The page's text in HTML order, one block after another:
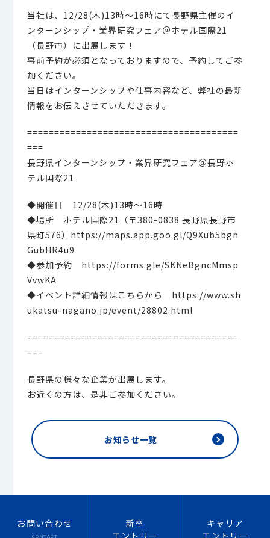
当社は、12/28(木)13時～16時にて長野県主催のイ
ンターンシップ・業界研究フェア＠ホテル国際21
（長野市）に出展します！
事前予約が必須となっておりますので、予約してご参
加ください。
当日はインターンシップや仕事内容など、弊社の最新
情報をお伝えさせていただきます。
=======================================
===
長野県インターンシップ・業界研究フェア＠長野ホ
テル国際21
◆開催日 12/28(木)13時～16時
◆場所 ホテル国際21（〒380-0838 長野県長野市
県町576）https://maps.app.goo.gl/Q9Xub5bgn
GubHR4u9
◆参加予約 https://forms.gle/SKNeBgncMmsp
VvwKA
◆イベント詳細情報はこちらから https://www.sh
ukatsu-nagano.jp/event/28802.html
=======================================
===
長野県の様々な企業が出展します。
お近くの方は、是非ご参加ください。
お知らせ一覧
お問い合わせ
CONTACT
新卒
エントリー
キャリア
エントリー